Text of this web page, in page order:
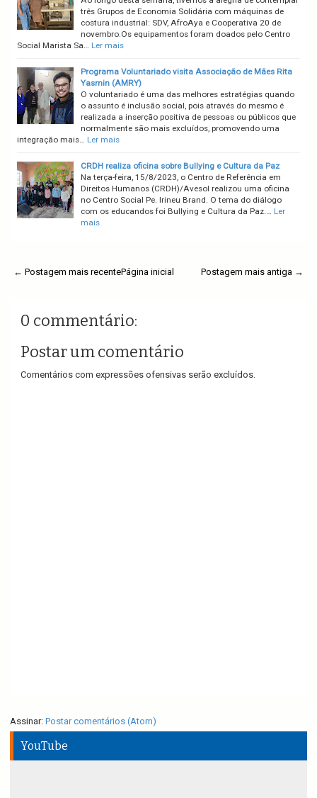
três Grupos de Economia Solidária com máquinas de
costura industrial: SDV, AfroAya e Cooperativa 20 de
novembro.Os equipamentos foram doados pelo Centro
Social Marista Sa… Ler mais
Programa Voluntariado visita Associação de Mães Rita
Yasmin (AMRY)
O voluntariado é uma das melhores estratégias quando
o assunto é inclusão social, pois através do mesmo é
realizada a inserção positiva de pessoas ou públicos que
normalmente são mais excluídos, promovendo uma
integração mais… Ler mais
CRDH realiza oficina sobre Bullying e Cultura da Paz
Na terça-feira, 15/8/2023, o Centro de Referência em
Direitos Humanos (CRDH)/Avesol realizou uma oficina
no Centro Social Pe. Irineu Brand. O tema do diálogo
com os educandos foi Bullying e Cultura da Paz.… Ler
mais
← Postagem mais recente Postagem mais antiga →
Página inicial
0 commentário:
Postar um comentário
Comentários com expressões ofensivas serão excluídos.
Assinar: Postar comentários (Atom)
YouTube